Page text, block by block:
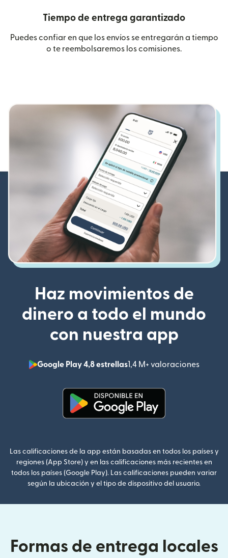
Tiempo de entrega garantizado
Puedes confiar en que los envíos se entregarán a tiempo
o te reembolsaremos los comisiones.
Haz movimientos de
dinero a todo el mundo
con nuestra app
Google Play 4,8 estrellas1,4 M+ valoraciones
(se
Las calificaciones de la app están basadas en todos los países y
regiones (App Store) y en las calificaciones más recientes en
todos los países (Google Play). Las calificaciones pueden variar
según la ubicación y el tipo de dispositivo del usuario.
Formas de entrega locales